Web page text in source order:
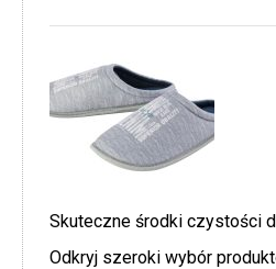
Skuteczne środki czystości
Odkryj szeroki wybór